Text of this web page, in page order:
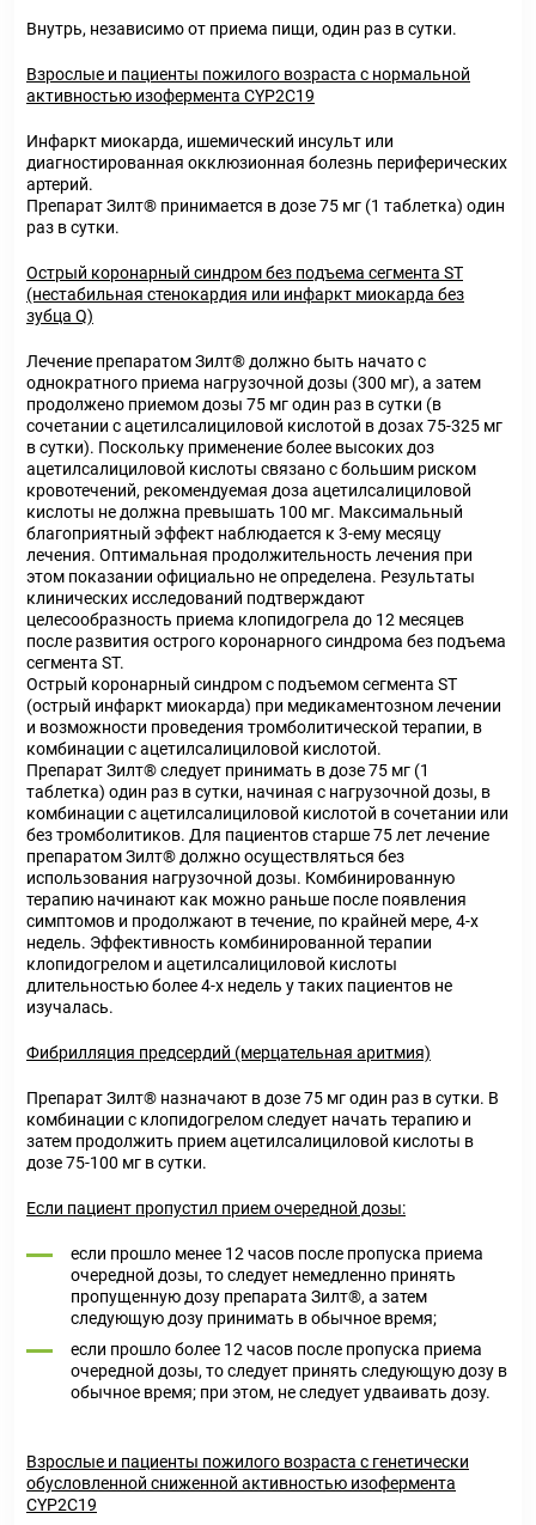
Внутрь, независимо от приема пищи, один раз в сутки.
Взрослые и пациенты пожилого возраста с нормальной
активностью изофермента CYP2C19
Инфаркт миокарда, ишемический инсульт или
диагностированная окклюзионная болезнь периферических
артерий.
Препарат Зилт® принимается в дозе 75 мг (1 таблетка) один
раз в сутки.
Острый коронарный синдром без подъема сегмента ST
(нестабильная стенокардия или инфаркт миокарда без
зубца Q)
Лечение препаратом Зилт® должно быть начато с
однократного приема нагрузочной дозы (300 мг), а затем
продолжено приемом дозы 75 мг один раз в сутки (в
сочетании с ацетилсалициловой кислотой в дозах 75-325 мг
в сутки). Поскольку применение более высоких доз
ацетилсалициловой кислоты связано с большим риском
кровотечений, рекомендуемая доза ацетилсалициловой
кислоты не должна превышать 100 мг. Максимальный
благоприятный эффект наблюдается к 3-ему месяцу
лечения. Оптимальная продолжительность лечения при
этом показании официально не определена. Результаты
клинических исследований подтверждают
целесообразность приема клопидогрела до 12 месяцев
после развития острого коронарного синдрома без подъема
сегмента ST.
Острый коронарный синдром с подъемом сегмента ST
(острый инфаркт миокарда) при медикаментозном лечении
и возможности проведения тромболитической терапии, в
комбинации с ацетилсалициловой кислотой.
Препарат Зилт® следует принимать в дозе 75 мг (1
таблетка) один раз в сутки, начиная с нагрузочной дозы, в
комбинации с ацетилсалициловой кислотой в сочетании или
без тромболитиков. Для пациентов старше 75 лет лечение
препаратом Зилт® должно осуществляться без
использования нагрузочной дозы. Комбинированную
терапию начинают как можно раньше после появления
симптомов и продолжают в течение, по крайней мере, 4-х
недель. Эффективность комбинированной терапии
клопидогрелом и ацетилсалициловой кислоты
длительностью более 4-х недель у таких пациентов не
изучалась.
Фибрилляция предсердий (мерцательная аритмия)
Препарат Зилт® назначают в дозе 75 мг один раз в сутки. В
комбинации с клопидогрелом следует начать терапию и
затем продолжить прием ацетилсалициловой кислоты в
дозе 75-100 мг в сутки.
Если пациент пропустил прием очередной дозы:
если прошло менее 12 часов после пропуска приема
очередной дозы, то следует немедленно принять
пропущенную дозу препарата Зилт®, а затем
следующую дозу принимать в обычное время;
если прошло более 12 часов после пропуска приема
очередной дозы, то следует принять следующую дозу в
обычное время; при этом, не следует удваивать дозу.
Взрослые и пациенты пожилого возраста с генетически
обусловленной сниженной активностью изофермента
CYP2C19